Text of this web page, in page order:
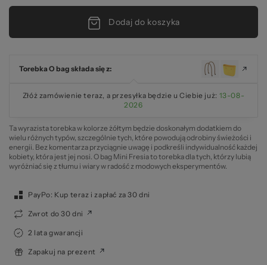
Dodaj do koszyka
Torebka O bag składa się z:
Złóż zamówienie teraz, a przesyłka będzie u Ciebie już: 13-08-
2026
Ta wyrazista torebka w kolorze żółtym będzie doskonałym dodatkiem do
wielu różnych typów, szczególnie tych, które powodują odrobiny świeżości i
energii. Bez komentarza przyciągnie uwagę i podkreśli indywidualność każdej
kobiety, która jest jej nosi. O bag Mini Fresia to torebka dla tych, którzy lubią
wyróżniać się z tłumu i wiary w radość z modowych eksperymentów.
PayPo: Kup teraz i zapłać za 30 dni
Zwrot do 30 dni
2 lata gwarancji
Zapakuj na prezent